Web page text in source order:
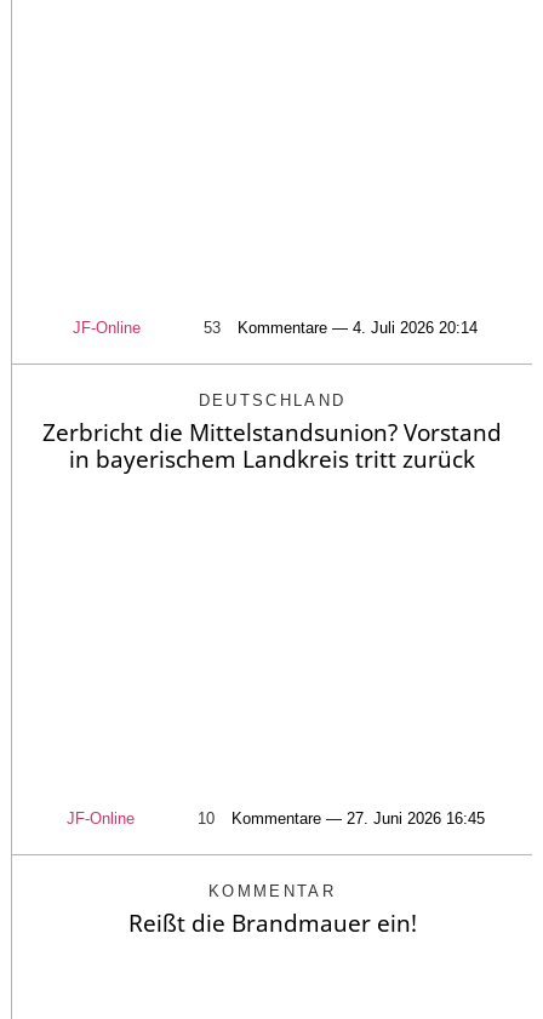
JF-Online 53 Kommentare — 4. Juli 2026 20:14
DEUTSCHLAND
Zerbricht die Mittelstandsunion? Vorstand
in bayerischem Landkreis tritt zurück
JF-Online 10 Kommentare — 27. Juni 2026 16:45
KOMMENTAR
Reißt die Brandmauer ein!